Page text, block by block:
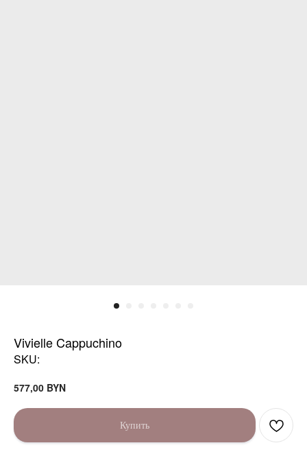
Vivielle Cappuchino
SKU:
577,00 BYN
Купить